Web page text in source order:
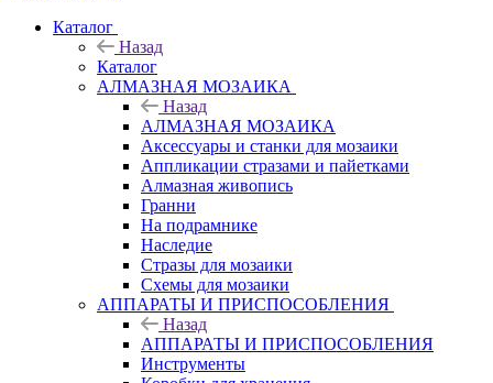
Каталог
Назад
Каталог
АЛМАЗНАЯ МОЗАИКА
Назад
АЛМАЗНАЯ МОЗАИКА
Аксессуары и станки для мозаики
Аппликации стразами и пайетками
Алмазная живопись
Гранни
На подрамнике
Наследие
Стразы для мозаики
Схемы для мозаики
АППАРАТЫ И ПРИСПОСОБЛЕНИЯ
Назад
АППАРАТЫ И ПРИСПОСОБЛЕНИЯ
Инструменты